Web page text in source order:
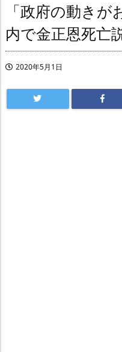
「政府の動き
内で金正恩死亡
2020年5月1日